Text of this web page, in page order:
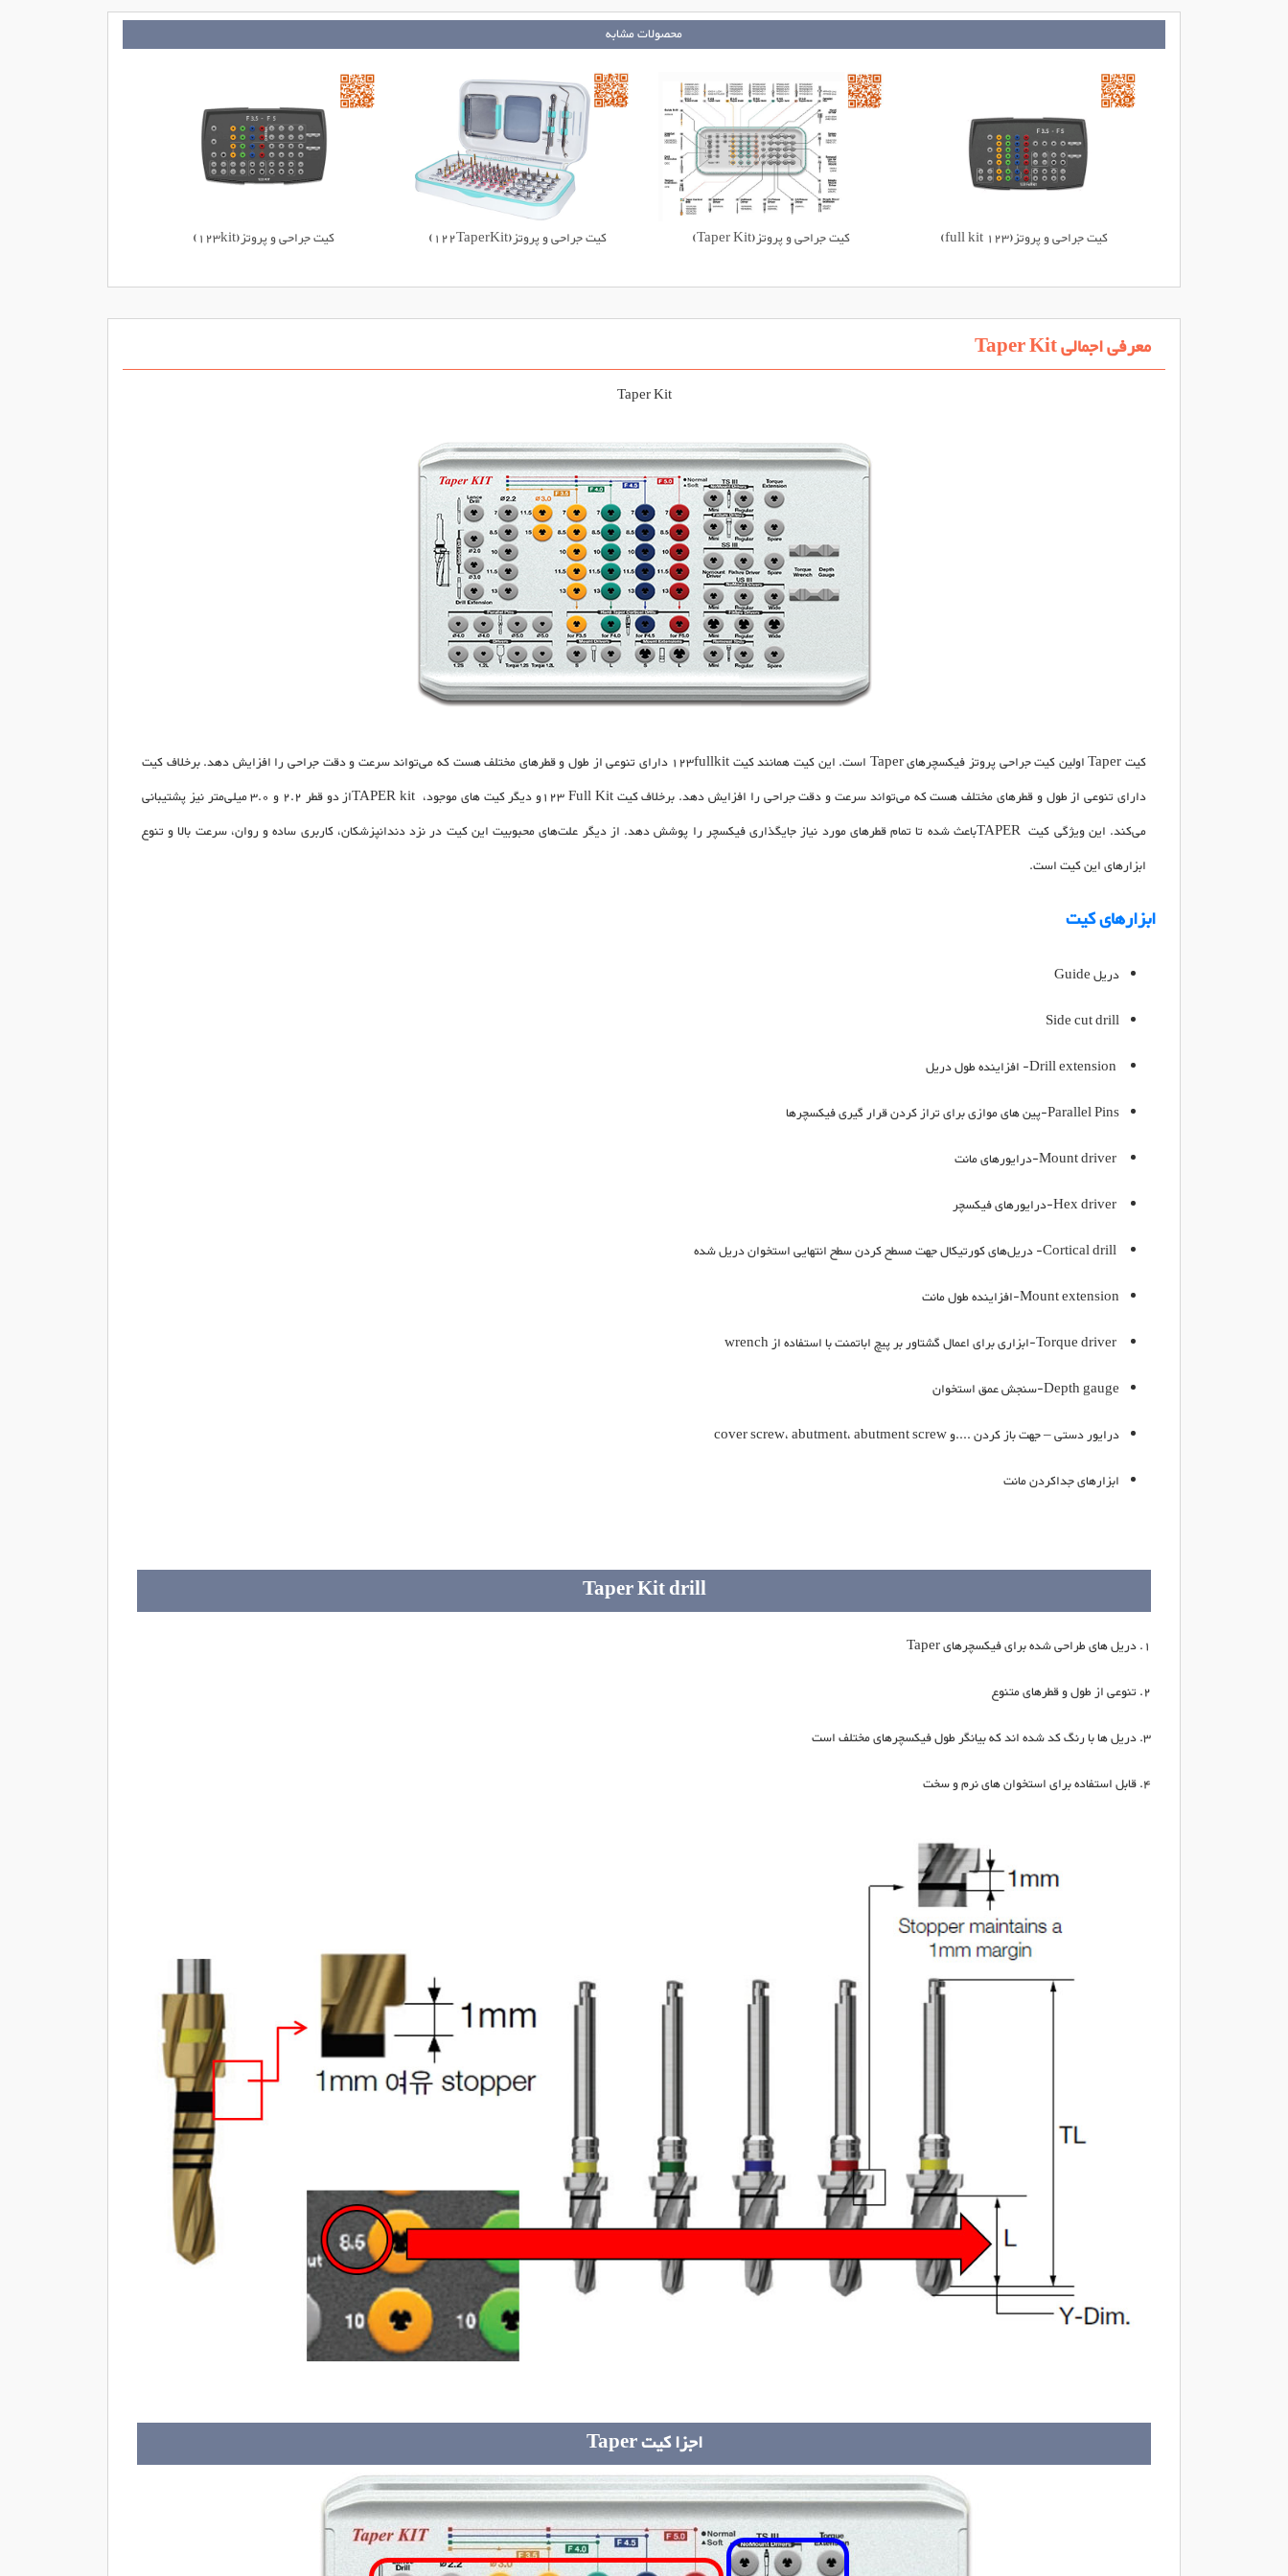
محصولات مشابه
کیت جراحی و پروتز(123 full kit) کیت جراحی و پروتز(Taper Kit) کیت جراحی و پروتز(122TaperKit) کیت جراحی و پروتز(123kit)
معرفی اجمالیTaper Kit
Taper Kit
کیتTaperاولین کیت جراحی پروتز فیکسچرهایTaper است. این کیت همانند کیت123fullkit دارای تنوعی از طول و قطرهای مختلف هست که می‌تواند سرعت و دقت جراحی را افزایش دهد. برخلاف کیت
دارای تنوعی از طول و قطرهای مختلف هست که می‌تواند سرعت و دقت جراحی را افزایش دهد. برخلاف کیت123 Full Kitو دیگر کیت های موجود، TAPER kit
از دو قطر 2.2 و 3.0 میلی‌متر نیز پشتیبانی
می‌کند. این ویژگی کیت TAPERباعث شده تا تمام قطرهای مورد نیاز جایگذاری فیکسچر را پوشش دهد. از دیگر علت‌های محبوبیت این کیت در نزد دندانپزشکان، کاربری ساده و روان، سرعت بالا و تنوع
ابزارهای این کیت است.
ابزارهای کیت
دریلGuide
Side cut drill
Drill extension- افزاینده طول دریل
Parallel Pins-پین های موازی برای تراز کردن قرار گیری فیکسچرها
Mount driver-درایورهای مانت
Hex driver-درایورهای فیکسچر
Cortical drill- دریل‌های کورتیکال جهت مسطح کردن سطح انتهایی استخوان دریل شده
Mount extension-افزاینده طول مانت
Torque driver-ابزاری برای اعمال گشتاور بر پیچ اباتمنت با استفاده از wrench
Depth gauge-سنجش عمق استخوان
درایور دستی – جهت باز کردنcover screw، abutment، abutment screw و....
ابزارهای جداکردن مانت
Taper Kit drill
دریل های طراحی شده برای فیکسچرهایTaper
تنوعی از طول و قطرهای متنوع
دریل ها با رنگ کد شده اند که بیانگر طول فیکسچرهای مختلف است
قابل استفاده برای استخوان های نرم و سخت
اجزا کیت Taper